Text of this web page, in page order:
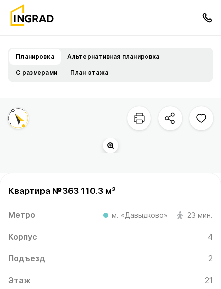
Планировка Альтернативная планировка
С размерами План этажа
Квартира №363 110.3 м²
Метро м. «Давыдково» 23 мин.
Корпус 4
Подъезд 2
Этаж 21